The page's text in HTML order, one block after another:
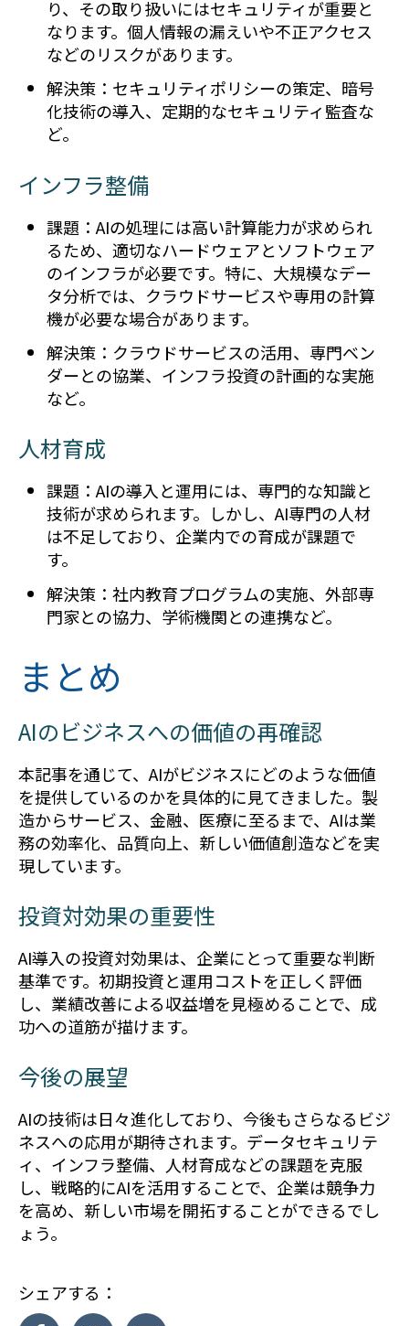
り、その取り扱いにはセキュリティが重要と
なります。個人情報の漏えいや不正アクセス
などのリスクがあります。
解決策：セキュリティポリシーの策定、暗号
化技術の導入、定期的なセキュリティ監査な
ど。
インフラ整備
課題：AIの処理には高い計算能力が求められ
るため、適切なハードウェアとソフトウェア
のインフラが必要です。特に、大規模なデー
タ分析では、クラウドサービスや専用の計算
機が必要な場合があります。
解決策：クラウドサービスの活用、専門ベン
ダーとの協業、インフラ投資の計画的な実施
など。
人材育成
課題：AIの導入と運用には、専門的な知識と
技術が求められます。しかし、AI専門の人材
は不足しており、企業内での育成が課題で
す。
解決策：社内教育プログラムの実施、外部専
門家との協力、学術機関との連携など。
まとめ
AIのビジネスへの価値の再確認
本記事を通じて、AIがビジネスにどのような価値
を提供しているのかを具体的に見てきました。製
造からサービス、金融、医療に至るまで、AIは業
務の効率化、品質向上、新しい価値創造などを実
現しています。
投資対効果の重要性
AI導入の投資対効果は、企業にとって重要な判断
基準です。初期投資と運用コストを正しく評価
し、業績改善による収益増を見極めることで、成
功への道筋が描けます。
今後の展望
AIの技術は日々進化しており、今後もさらなるビジ
ネスへの応用が期待されます。データセキュリテ
ィ、インフラ整備、人材育成などの課題を克服
し、戦略的にAIを活用することで、企業は競争力
を高め、新しい市場を開拓することができるでし
ょう。
シェアする：